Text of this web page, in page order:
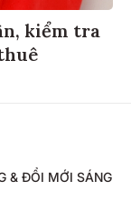
kiểm tra
& ĐỔI MỚI SÁNG